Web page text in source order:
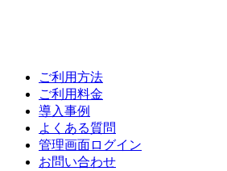
ご利用方法
ご利用料金
導入事例
よくある質問
管理画面ログイン
お問い合わせ